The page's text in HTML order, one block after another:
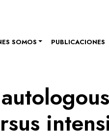
Pasar al
SOMOS PUBLICACIONES